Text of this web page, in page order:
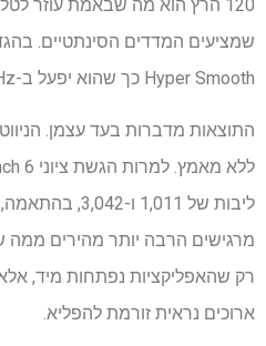
120 הרץ הוא מה שבאמת עוזר
שמציעים המדדים הסינתטיים.
Hyper Smooth כך שהוא יפעל ב-120Hz באופן עקבי ככל האפשר.
התוצאות מדברות בעד עצמן.
ליבות של 1,011
מרגישים הרבה יותר מהירים
רק שהאפליקציות נפתחות מיד,
ארוכים נראית זורמת להפליא.